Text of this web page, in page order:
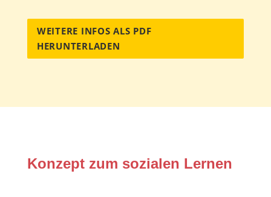
WEITERE INFOS ALS PDF
HERUNTERLADEN
Konzept zum sozialen Lernen